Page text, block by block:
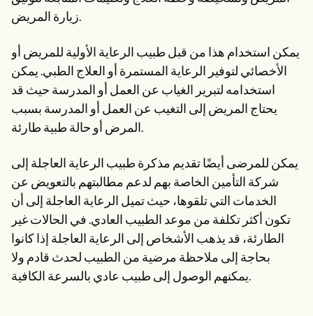
زيارة المريض.
يمكن استخدام هذا من قبل طبيب الرعاية الأولية للمريض أو
الأخصائي لتوفير الرعاية المستمرة أو العلاج الطبي. يمكن
استخدامه لتبرير الغياب عن العمل أو المدرسة حيث قد
يحتاج المريض إلى التغيب عن العمل أو المدرسة بسبب
المرض أو حالة طبية طارئة.
يمكن للمرضى أيضًا تقديم مذكرة طبيب الرعاية العاجلة إلى
شركة التأمين الخاصة بهم لدعم مطالبتهم بالتعويض عن
الخدمات التي تلقوها، حيث تميل الرعاية العاجلة إلى أن
تكون أكثر تكلفة من موعد الطبيب العادي. في الحالات غير
الطارئة، قد يذهب الأشخاص إلى الرعاية العاجلة إذا كانوا
بحاجة إلى ملاحظة مرضية من الطبيب لحدث قادم ولا
يمكنهم الوصول إلى طبيب عادي بالسرعة الكافية.